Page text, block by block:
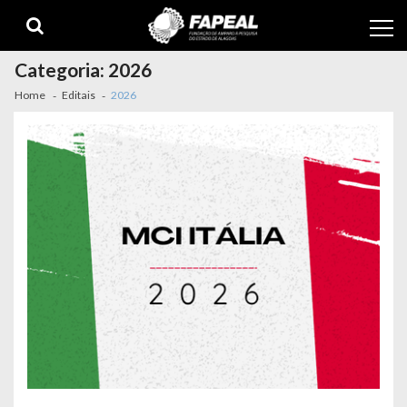
navigation
content
Categoria: 2026
Home Editais 2026